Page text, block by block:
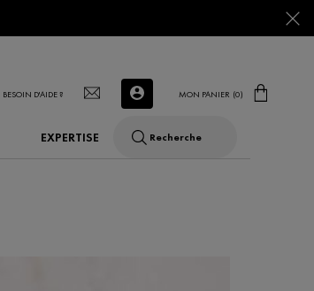
BESOIN D'AIDE ? MON PANIER 0
0 PRODUCT IN CART
EXPERTISE Recherche